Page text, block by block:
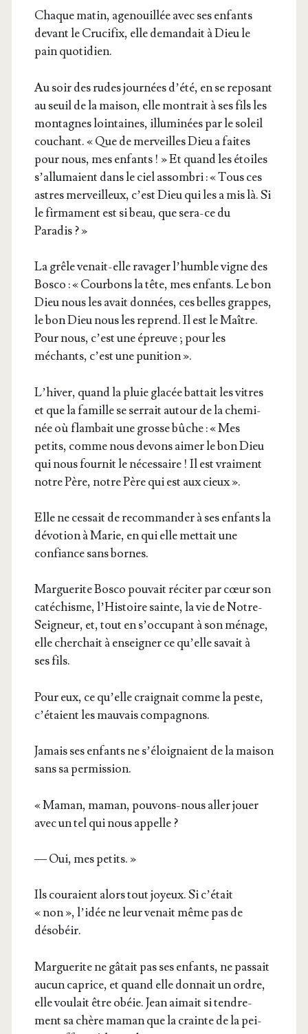
Chaque matin, age­nouillée avec ses enfants
devant le Cru­ci­fix, elle deman­dait à Dieu le
pain quotidien.
Au soir des rudes jour­nées d’é­té, en se repo­sant
au seuil de la mai­son, elle mon­trait à ses fils les
mon­tagnes loin­taines, illu­mi­nées par le soleil
cou­chant. « Que de mer­veilles Dieu a faites
pour nous, mes enfants ! » Et quand les étoiles
s’al­lu­maient dans le ciel assom­bri : « Tous ces
astres mer­veilleux, c’est Dieu qui les a mis là. Si
le fir­ma­ment est si beau, que sera-ce du
Paradis ? »
La grêle venait-elle rava­ger l’humble vigne des
Bos­co : « Cour­bons la tête, mes enfants. Le bon
Dieu nous les avait don­nées, ces belles grappes,
le bon Dieu nous les reprend. Il est le Maître.
Pour nous, c’est une épreuve ; pour les
méchants, c’est une punition ».
L’hi­ver, quand la pluie gla­cée bat­tait les vitres
et que la famille se ser­rait autour de la che­mi­
née où flam­bait une grosse bûche : « Mes
petits, comme nous devons aimer le bon Dieu
qui nous four­nit le néces­saire ! Il est vrai­ment
notre Père, notre Père qui est aux cieux ».
Elle ne ces­sait de recom­man­der à ses enfants la
dévo­tion à Marie, en qui elle met­tait une
confiance sans bornes.
Mar­gue­rite Bos­co pou­vait réci­ter par cœur son
caté­chisme, l’His­toire sainte, la vie de Notre-
Sei­gneur, et, tout en s’oc­cu­pant à son ménage,
elle cher­chait à ensei­gner ce qu’elle savait à
ses fils.
Pour eux, ce qu’elle crai­gnait comme la peste,
c’é­taient les mau­vais compagnons.
Jamais ses enfants ne s’é­loi­gnaient de la mai­son
sans sa permission.
« Maman, maman, pou­vons-nous aller jouer
avec un tel qui nous appelle ?
— Oui, mes petits. »
Ils cou­raient alors tout joyeux. Si c’é­tait
« non », l’i­dée ne leur venait même pas de
désobéir.
Mar­gue­rite ne gâtait pas ses enfants, ne pas­sait
aucun caprice, et quand elle don­nait un ordre,
elle vou­lait être obéie. Jean aimait si ten­dre­
ment sa chère maman que la crainte de la pei­